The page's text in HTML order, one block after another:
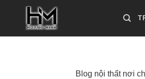
Blog nội thất nơi